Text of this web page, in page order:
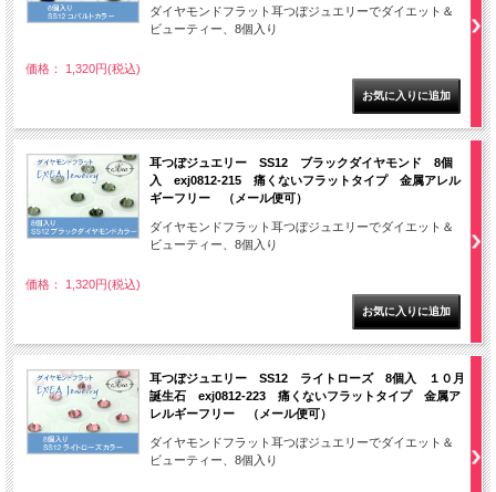
ダイヤモンドフラット耳つぼジュエリーでダイエット＆
ビューティー、8個入り
価格： 1,320円(税込)
耳つぼジュエリー SS12 ブラックダイヤモンド 8個
入 exj0812-215 痛くないフラットタイプ 金属アレル
ギーフリー （メール便可）
ダイヤモンドフラット耳つぼジュエリーでダイエット＆
ビューティー、8個入り
価格： 1,320円(税込)
耳つぼジュエリー SS12 ライトローズ 8個入 １０月
誕生石 exj0812-223 痛くないフラットタイプ 金属ア
レルギーフリー （メール便可）
ダイヤモンドフラット耳つぼジュエリーでダイエット＆
ビューティー、8個入り